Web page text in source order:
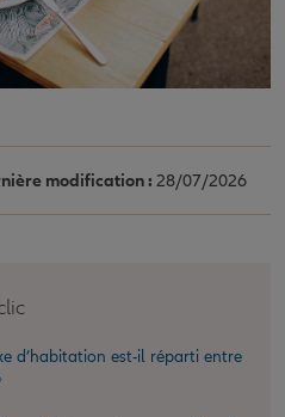
modification : 28/07/2026
d’habitation est-il réparti entre